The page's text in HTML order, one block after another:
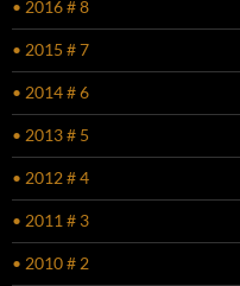
• 2016 # 8
• 2015 # 7
• 2014 # 6
• 2013 # 5
• 2012 # 4
• 2011 # 3
• 2010 # 2